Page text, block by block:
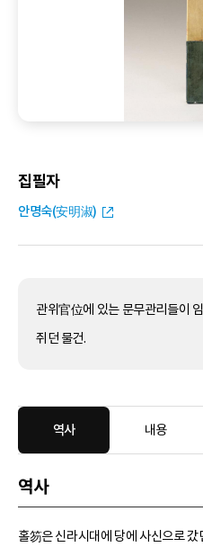
집필자
안명숙(安明淑)
관위官位에 있는 문무관리들이
쥐던 물건.
역사 내용
역사
홀笏은 신라시대에 당에 사신으로